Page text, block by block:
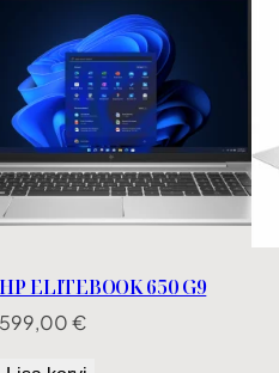
HP ELITEBOOK 650 G9
599,00€